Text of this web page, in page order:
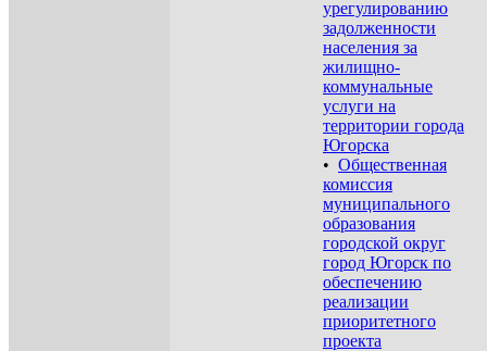
урегулированию
задолженности
населения за
жилищно-
коммунальные
услуги на
территории города
Югорска
• Общественная
комиссия
муниципального
образования
городской округ
город Югорск по
обеспечению
реализации
приоритетного
проекта